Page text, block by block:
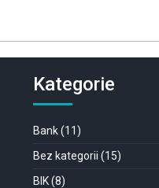
Kategorie
Bank(11)
Bez kategorii (15)
BIK(8)